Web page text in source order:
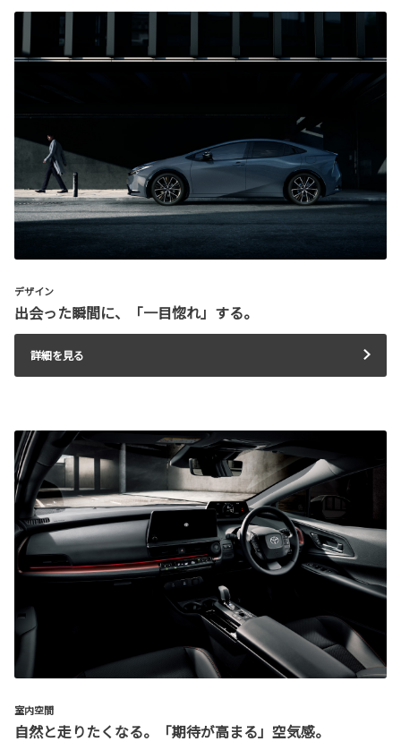
デザイン
出会った瞬間に、「一目惚れ」する。
詳細を見る
室内空間
自然と走りたくなる。「期待が高まる」空気感。